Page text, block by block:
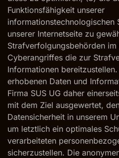
Funktionsfähigkeit unserer
informationstechnologischen
unserer Internetseite zu
Strafverfolgungsbehörden im
Cyberangriffes die zur
Informationen
erhobenen Daten und
Firma SUS UG daher
mit dem Ziel ausgewertet,
Datensicherheit in unserem
um letztlich ein optimales
verarbeiteten
sicherzustellen. Die